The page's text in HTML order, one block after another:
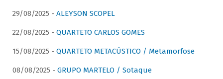
29/08/2025 - ALEYSON SCOPEL
22/08/2025 - QUARTETO CARLOS GOMES
15/08/2025 - QUARTETO METACÚSTICO / Metamorfose
08/08/2025 - GRUPO MARTELO / Sotaque